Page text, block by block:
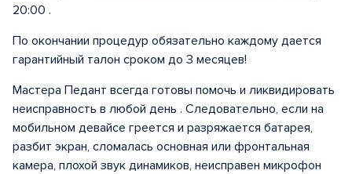
20:00 .
По окончании процедур обязательно каждому дается
гарантийный талон сроком до 3 месяцев!
Мастера Педант всегда готовы помочь и ликвидировать
неисправность в любой день . Следовательно, если на
мобильном девайсе греется и разряжается батарея,
разбит экран, сломалась основная или фронтальная
камера, плохой звук динамиков, неисправен микрофон